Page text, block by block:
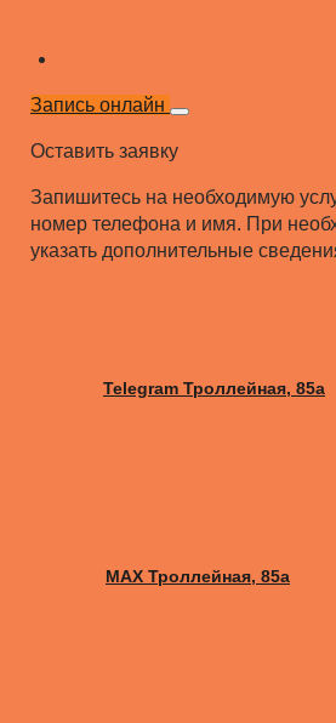
Запись онлайн
Оставить заявку
Запишитесь на необходимую
номер телефона и имя. При
указать дополнительные
Telegram Троллейная, 85а
MAX Троллейная, 85а